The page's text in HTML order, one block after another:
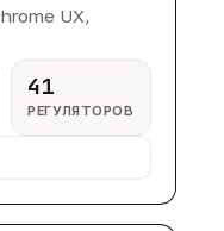
UX,
41
РЕГУЛЯТОРОВ